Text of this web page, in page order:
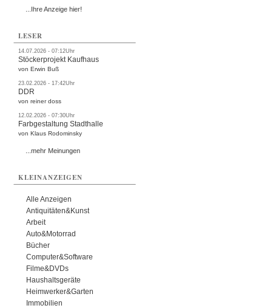
...Ihre Anzeige hier!
LESER
14.07.2026 - 07:12Uhr
Stöckerprojekt Kaufhaus
von Erwin Buß
23.02.2026 - 17:42Uhr
DDR
von reiner doss
12.02.2026 - 07:30Uhr
Farbgestaltung Stadthalle
von Klaus Rodominsky
...mehr Meinungen
KLEINANZEIGEN
Alle Anzeigen
Antiquitäten&Kunst
Arbeit
Auto&Motorrad
Bücher
Computer&Software
Filme&DVDs
Haushaltsgeräte
Heimwerker&Garten
Immobilien